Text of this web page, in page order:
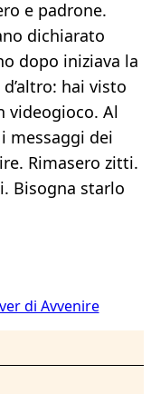
e padrone.
dichiarato
dopo iniziava la
hai visto
videogioco. Al
messaggi dei
Rimasero zitti.
Bisogna starlo
di Avvenire